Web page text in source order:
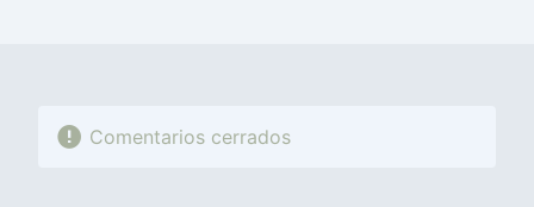
Comentarios cerrados